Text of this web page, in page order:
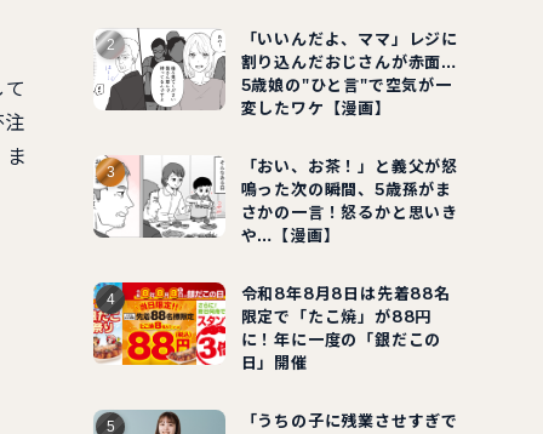
注
「いいんだよ、ママ」レジに
割り込んだおじさんが赤面…
5歳娘の"ひと言"で空気が一
変したワケ【漫画】
「おい、お茶！」と義父が怒
鳴った次の瞬間、5歳孫がま
さかの一言！怒るかと思いき
や…【漫画】
令和8年8月8日は先着88名
限定で「たこ焼」が88円
に！年に一度の「銀だこの
日」開催
「うちの子に残業させすぎで